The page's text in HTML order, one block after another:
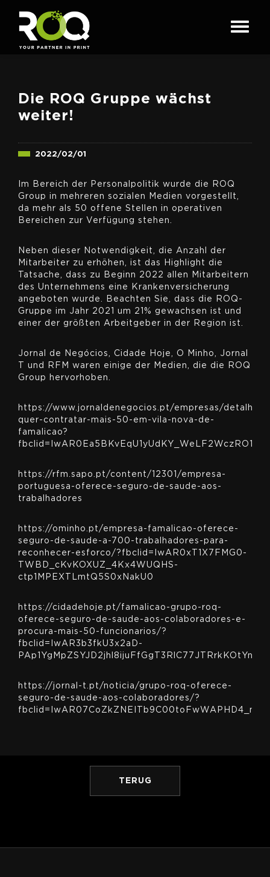
Die ROQ Gruppe wächst
weiter!
2022/02/01
Im Bereich der Personalpolitik wurde die ROQ
Group in mehreren sozialen Medien vorgestellt,
da mehr als 50 offene Stellen in operativen
Bereichen zur Verfügung stehen.
Neben dieser Notwendigkeit, die Anzahl der
Mitarbeiter zu erhöhen, ist das Highlight die
Tatsache, dass zu Beginn 2022 allen Mitarbeitern
des Unternehmens eine Krankenversicherung
angeboten wurde. Beachten Sie, dass die ROQ-
Gruppe im Jahr 2021 um 21% gewachsen ist und
einer der größten Arbeitgeber in der Region ist.
Jornal de Negócios, Cidade Hoje, O Minho, Jornal
T und RFM waren einige der Medien, die die ROQ
Group hervorhoben.
https://www.jornaldenegocios.pt/empresas/detalhe/
quer-contratar-mais-50-em-vila-nova-de-
famalicao?
https://rfm.sapo.pt/content/12301/empresa-
portuguesa-oferece-seguro-de-saude-aos-
trabalhadores
https://ominho.pt/empresa-famalicao-oferece-
seguro-de-saude-a-700-trabalhadores-para-
reconhecer-esforco/?fbclid=IwAR0xT1X7FMG0-
TWBD_cKvKOXUZ_4Kx4WUQHS-
ctp1MPEXTLmtQ5S0xNakU0
https://cidadehoje.pt/famalicao-grupo-roq-
oferece-seguro-de-saude-aos-colaboradores-e-
procura-mais-50-funcionarios/?
fbclid=IwAR3b3fkU3x2aD-
PAp1YgMpZSYJD2jhl8ijuFfGgT3RlC77JTRrkKOtYni5E
https://jornal-t.pt/noticia/grupo-roq-oferece-
seguro-de-saude-aos-colaboradores/?
TERUG